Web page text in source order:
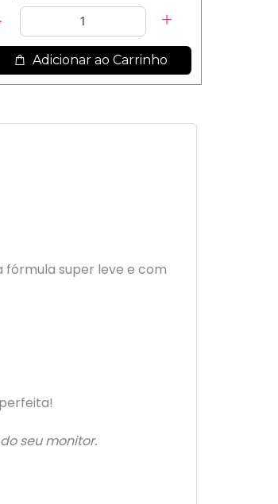
Adicionar ao Carrinho
fórmula super leve e com
seu monitor.